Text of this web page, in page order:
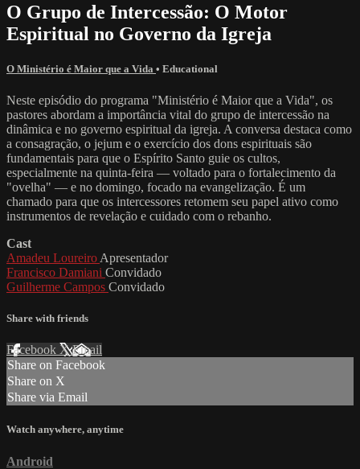
O Grupo de Intercessão: O Motor
Espiritual no Governo da Igreja
O Ministério é Maior que a Vida • Educational
Neste episódio do programa "Ministério é Maior que a Vida", os
pastores abordam a importância vital do grupo de intercessão na
dinâmica e no governo espiritual da igreja. A conversa destaca como
a consagração, o jejum e o exercício dos dons espirituais são
fundamentais para que o Espírito Santo guie os cultos,
especialmente na quinta-feira — voltado para o fortalecimento da
"ovelha" — e no domingo, focado na evangelização. É um
chamado para que os intercessores retomem seu papel ativo como
instrumentos de revelação e cuidado com o rebanho.
Cast
Amadeu Loureiro Apresentador
Francisco Damiani Convidado
Guilherme Campos Convidado
Share with friends
Facebook XEmail
Share on Facebook
Share on X
Share via Email
Watch anywhere, anytime
Android